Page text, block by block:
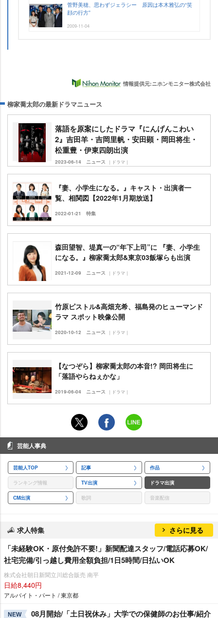
菅野美穂、思わずジェラシー 原因は本木雅弘の“笑
顔の行方”
2009-11-04
情報提供元:ニホンモニター株式会社
柳家喬太郎の最新ドラマニュース
落語を原案にしたドラマ『にんげんこわい
2』吉田羊・吉岡里帆・安田顕・岡田将生・
松重豊・伊東四朗出演
2023-06-14 ニュース ｜ドラマ｜
『妻、小学生になる。』キャスト・出演者一
覧、相関図【2022年1月期放送】
2022-01-21 特集
森田望智、堤真一の“年下上司”に 『妻、小学生
になる。』柳家喬太郎&東京03飯塚らも出演
2021-12-09 ニュース ｜ドラマ｜
竹原ピストル&高畑充希、福島発のヒューマンド
ラマ スポット映像公開
2020-10-12 ニュース ｜ドラマ｜
【なつぞら】柳家喬太郎の本音!? 岡田将生に
「落語やらねぇかな」
2019-06-04 ニュース ｜ドラマ｜
芸能人事典
芸能人TOP 記事 作品
ランキング情報 TV出演 ドラマ出演
CM出演 歌詞 音楽配信
求人特集 さらに見る
「未経験OK・原付免許不要!」新聞配達スタッフ/電話応募OK/
社宅完備/引っ越し費用全額負担/1日5時間/日払いOK
株式会社朝日新聞立川総合販売 南平
日給8,440円
アルバイト・パート / 東京都
NEW 08月開始/「土日祝休み」大学での保健師のお仕事/紹介